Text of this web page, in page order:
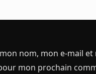
nom, mon e-mail et
mon prochain